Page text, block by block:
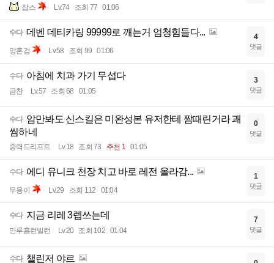
잡스 Lv.74 조회 77 01:06
수다 데벤 데티카링 99999로 깨는거 엄청힘들다...
망혼검 Lv.58 조회 99 01:06
4
댓글
수다 아침에 치과 가기 무섭다
금찬 Lv.57 조회 68 01:05
3
댓글
수다 암만봐도 신스킬은 미완성본 유저한테 짬때린거라 괘
씸하네
중력드리프트 Lv.18 조회 73 추천 1 01:05
0
댓글
수다 에디 유니크 천장 치고 바로 레전 올라감...
무용이 Lv.29 조회 112 01:04
1
댓글
수다 지금 리레 3렙쓰는데
만루홈런빌런 Lv.20 조회 102 01:04
7
댓글
수다 챌린저 야르